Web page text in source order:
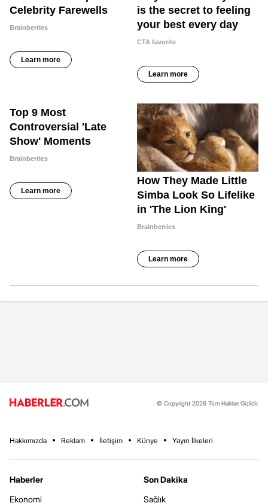
© Copyright 2026 Tüm Hakları Gizlidir.
Hakkımızda Reklam İletişim Künye Yayın İlkeleri
Haberler
Ekonomi
Son Dakika
Sağlık